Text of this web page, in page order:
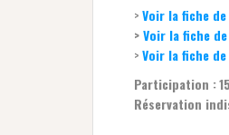
>Voir la fiche
>Voir la fiche
>Voir la fiche de
Participation :15
Réservation